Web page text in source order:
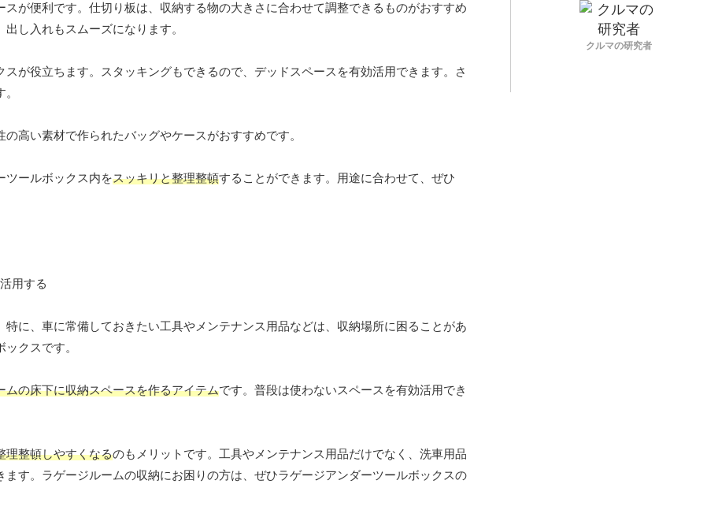
スが便利です。仕切り板は、収納する物の大きさに合わせて調整できるものがおすすめ
出し入れもスムーズになります。
スが役立ちます。スタッキングもできるので、デッドスペースを有効活用できます。さ
の高い素材で作られたバッグやケースがおすすめです。
ツールボックス内をスッキリと整理整頓することができます。用途に合わせて、ぜひ
に、車に常備しておきたい工具やメンテナンス用品などは、収納場所に困ることがあ
クスです。
の床下に収納スペースを作るアイテムです。普段は使わないスペースを有効活用でき
理整頓しやすくなるのもメリットです。工具やメンテナンス用品だけでなく、洗車用品
す。ラゲージルームの収納にお困りの方は、ぜひラゲージアンダーツールボックスの
クルマの研究者